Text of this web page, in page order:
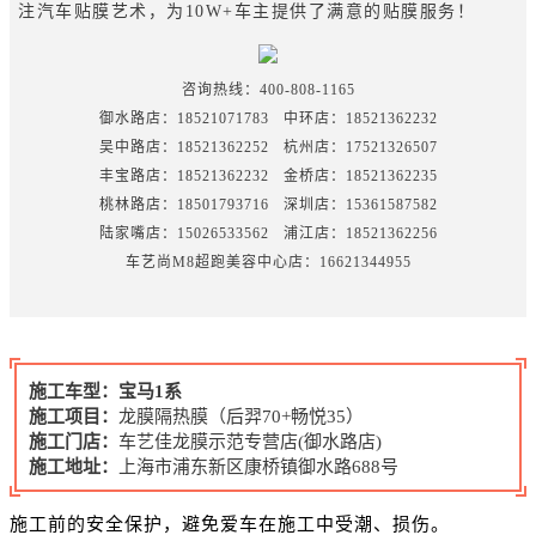
注汽车贴膜艺术，为10W+车主提供了满意的贴膜服务！
咨询热线：400-808-1165
御水路店：18521071783 中环店：18521362232
吴中路店：18521362252 杭州店：17521326507
丰宝路店：18521362232 金桥店：18521362235
桃林路店：18501793716 深圳店：15361587582
陆家嘴店：15026533562 浦江店：18521362256
车艺尚M8超跑美容中心店：16621344955
施工车型：宝马1系
施工项目： 龙膜隔热膜（后羿70+畅悦35）
施工门店： 车艺佳龙膜示范专营店(御水路店)
施工地址：
上海市浦东新区康桥镇御水路688号
施工前的安全保护，避免爱车在施工中受潮、损伤。